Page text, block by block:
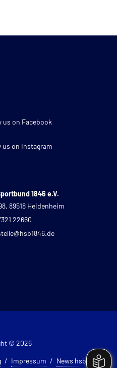
us on Facebook
us on Instagram
1846 e.V.
89518 Heidenheim
22660
© 2026
Impressum News hsb 1846